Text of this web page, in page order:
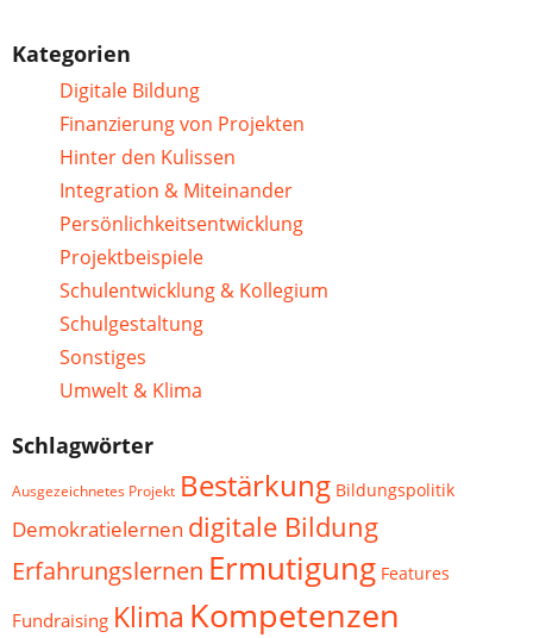
Kategorien
Digitale Bildung
Finanzierung von Projekten
Hinter den Kulissen
Integration & Miteinander
Persönlichkeitsentwicklung
Projektbeispiele
Schulentwicklung & Kollegium
Schulgestaltung
Sonstiges
Umwelt & Klima
Schlagwörter
Ausgezeichnetes Projekt Bestärkung Bildungspolitik
Demokratielernen digitale Bildung
Erfahrungslernen Ermutigung Features
Fundraising Klima Kompetenzen